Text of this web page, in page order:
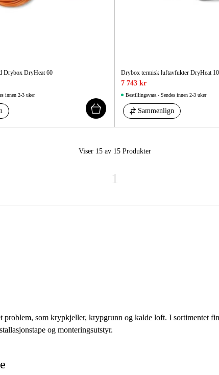
Drybox DryHeat 60
innen 2-3 uker
Drybox termisk luftavfukter DryHeat
7 743 kr
Bestillingsvara - Sendes innen 2-3 uker
Sammenlign
Viser 15 av 15 Produkter
1
som krypkjeller, krypgrunn og kalde loft. I sortimentet
og monteringsutstyr.